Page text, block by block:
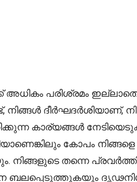
പരിശ്രമം ഇല്ലാതെ
നിങ്ങൾ
കാര്യങ്ങൾ
കോപം നിങ്ങളെ
തന്നെ
ബലപ്പെടുത്തുകയും